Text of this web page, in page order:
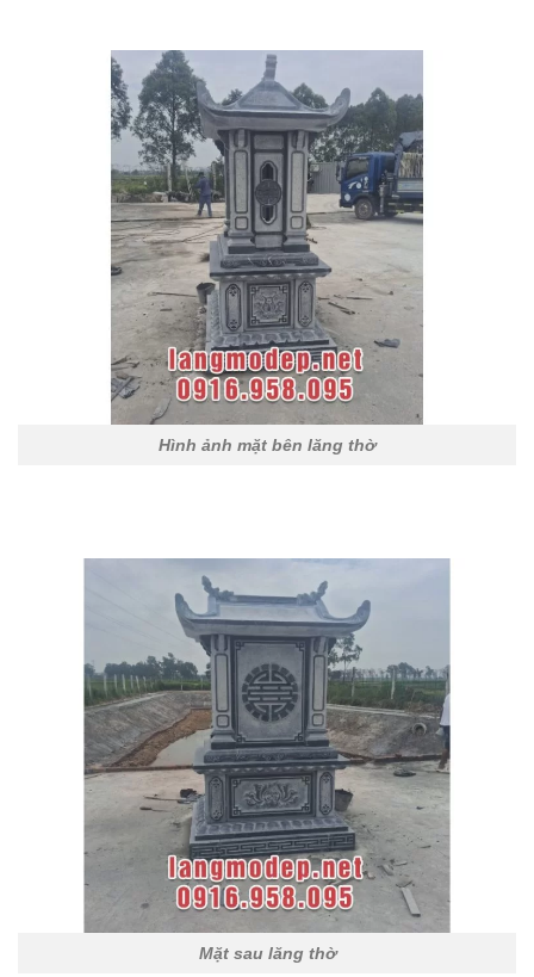
Hình ảnh mặt bên lăng thờ
Mặt sau lăng thờ